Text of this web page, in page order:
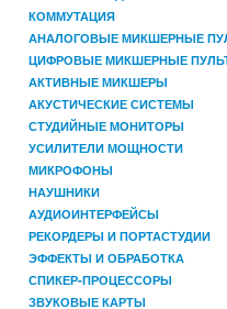
КОММУТАЦИЯ
АНАЛОГОВЫЕ МИКШЕРНЫЕ
ЦИФРОВЫЕ МИКШЕРНЫЕ
АКТИВНЫЕ МИКШЕРЫ
АКУСТИЧЕСКИЕ СИСТЕМЫ
СТУДИЙНЫЕ МОНИТОРЫ
УСИЛИТЕЛИ МОЩНОСТИ
МИКРОФОНЫ
НАУШНИКИ
АУДИОИНТЕРФЕЙСЫ
РЕКОРДЕРЫ И ПОРТАСТУДИИ
ЭФФЕКТЫ И ОБРАБОТКА
СПИКЕР-ПРОЦЕССОРЫ
ЗВУКОВЫЕ КАРТЫ